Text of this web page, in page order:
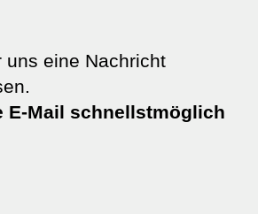
uns eine Nachricht
E-Mail schnellstmöglich